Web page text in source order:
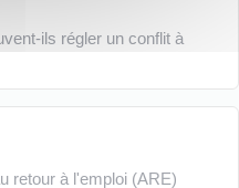
ils régler un conflit à
retour à l'emploi (ARE)